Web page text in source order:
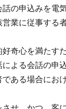
の申込みを電
業に従事する
奇心を満たす
よる会話の申
ある場合にお